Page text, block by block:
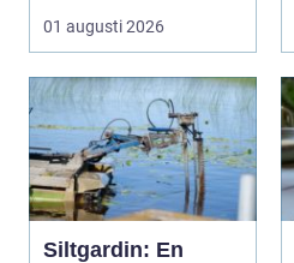
ombonad utan att
känna...
01 augusti 2026
Siltgardin: En